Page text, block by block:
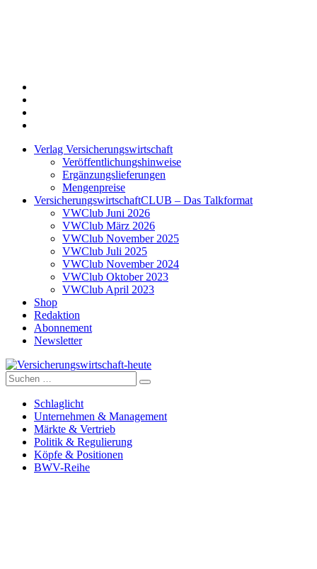
Verlag Versicherungswirtschaft
Veröffentlichungshinweise
Ergänzungslieferungen
Mengenpreise
VersicherungswirtschaftCLUB – Das Talkformat
VWClub Juni 2026
VWClub März 2026
VWClub November 2025
VWClub Juli 2025
VWClub November 2024
VWClub Oktober 2023
VWClub April 2023
Shop
Redaktion
Abonnement
Newsletter
Versicherungswirtschaft-heute
Suche
nach:
Schlaglicht
Unternehmen & Management
Märkte & Vertrieb
Politik & Regulierung
Köpfe & Positionen
BWV-Reihe